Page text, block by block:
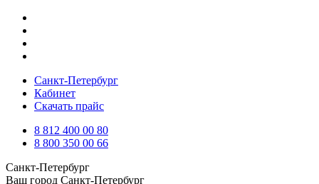
Санкт-Петербург
Кабинет
Скачать прайс
8 812 400 00 80
8 800 350 00 66
Санкт-Петербург
Ваш город Санкт-Петербург